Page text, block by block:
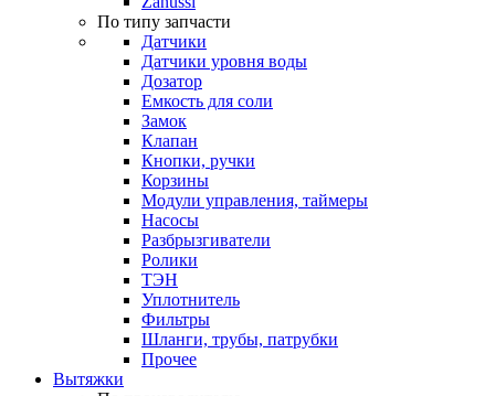
По типу запчасти
Датчики
Датчики уровня воды
Дозатор
Емкость для соли
Замок
Клапан
Кнопки, ручки
Корзины
Модули управления, таймеры
Насосы
Разбрызгиватели
Ролики
ТЭН
Уплотнитель
Фильтры
Шланги, трубы, патрубки
Прочее
Вытяжки